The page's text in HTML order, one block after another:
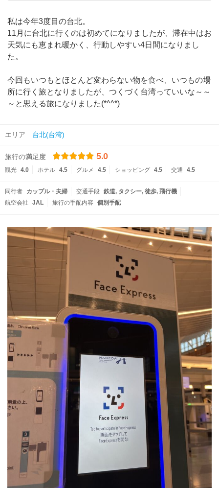
私は今年3度目の台北。
11月に台北に行くのは初めてになりましたが、滞在中はお
天気にも恵まれ暖かく、行動しやすい4日間になりまし
た。
今回もいつもとほとんど変わらない物を食べ、いつもの場
所に行く旅となりましたが、つくづく台湾っていいな～～
～と思える旅になりました(*^^*)
エリア 台北(台湾)
旅行の満足度 5.0
観光 4.0 ホテル 4.5 グルメ 4.5 ショッピング 4.5 交通 4.5
同行者 カップル・夫婦 交通手段 鉄道 タクシー 徒歩 飛行機
航空会社
JAL 旅行の手配内容 個別手配